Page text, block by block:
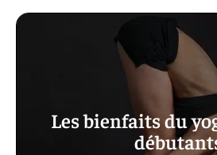
Les bienfaits du